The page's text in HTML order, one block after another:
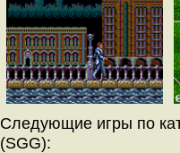
Следующие игры по
(SGG):